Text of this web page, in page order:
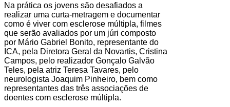
Na prática os jovens são desafiados a
realizar uma curta-metragem e documentar
como é viver com esclerose múltipla, filmes
que serão avaliados por um júri composto
por Mário Gabriel Bonito, representante do
ICA, pela Diretora Geral da Novartis, Cristina
Campos, pelo realizador Gonçalo Galvão
Teles, pela atriz Teresa Tavares, pelo
neurologista Joaquim Pinheiro, bem como
representantes das três associações de
doentes com esclerose múltipla.